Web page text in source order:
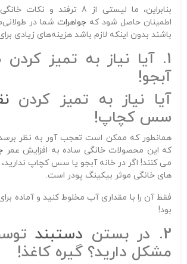
بنابراین، ما لیستی از 8 ترفند
اطمینان حاصل شود که جواهرات شما در
باشند بدون اینکه لازم باشد هزینه‌های زیادی
1. آیا نیاز به تمیز کردن
آبجو!
آیا نیاز به تمیز کردن
سس کچاپ!
همانطور که ممکن است تعجب آور به نظر
که این محصولات خانگی ساده به افزایش عمر
می کنند! اگر در خانه آبجو یا سس کچاپ ندارید،
های خانگی موثر بیکینگ پودر است.
فقط آن را با مقداری آب مخلوط کنید و آماده
بود!
2. در بستن دستبند
مشکل دارید؟ گیره کاغذ!